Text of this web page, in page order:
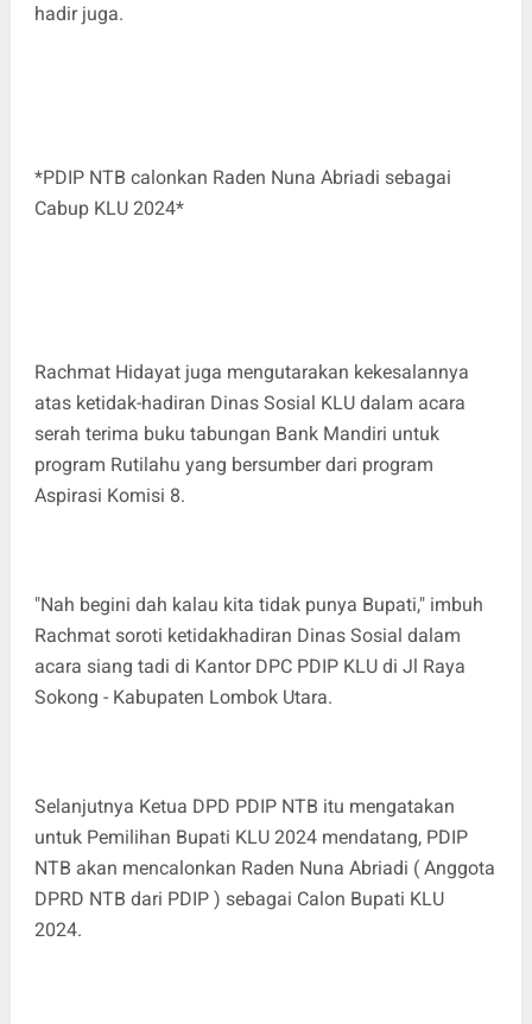
hadir juga.
*PDIP NTB calonkan Raden Nuna Abriadi sebagai
Cabup KLU 2024*
Rachmat Hidayat juga mengutarakan kekesalannya
atas ketidak-hadiran Dinas Sosial KLU dalam acara
serah terima buku tabungan Bank Mandiri untuk
program Rutilahu yang bersumber dari program
Aspirasi Komisi 8.
"Nah begini dah kalau kita tidak punya Bupati," imbuh
Rachmat soroti ketidakhadiran Dinas Sosial dalam
acara siang tadi di Kantor DPC PDIP KLU di Jl Raya
Sokong - Kabupaten Lombok Utara.
Selanjutnya Ketua DPD PDIP NTB itu mengatakan
untuk Pemilihan Bupati KLU 2024 mendatang, PDIP
NTB akan mencalonkan Raden Nuna Abriadi ( Anggota
DPRD NTB dari PDIP ) sebagai Calon Bupati KLU
2024.